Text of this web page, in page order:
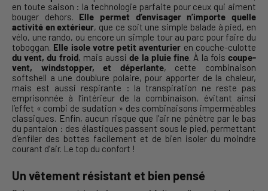
en toute saison : la technologie parfaite pour ceux qui aiment
bouger dehors. Elle permet d’envisager n’importe quelle
activité en extérieur, que ce soit une simple balade à pied, en
vélo, une rando, ou encore un simple tour au parc pour faire du
toboggan. Elle isole votre petit aventurier en couche-culotte
du vent, du froid, mais ausside la pluie fine. À la fois coupe-
vent, windstopper, et déperlante, cette combinaison
softshell a une doublure polaire, pour apporter de la chaleur,
mais est aussi respirante : la transpiration ne reste pas
emprisonnée à l’intérieur de la combinaison, évitant ainsi
l’effet « combi de sudation » des combinaisons imperméables
classiques. Enfin, aucun risque que l’air ne pénètre par le bas
du pantalon : des élastiques passent sous le pied, permettant
d’enfiler des bottes facilement et de bien isoler du moindre
courant d’air. Le top du confort !
Un vêtement résistant et bien pensé